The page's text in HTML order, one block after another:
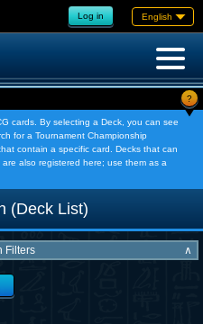
Log in English
?
cards. By selecting a Deck, you can see
for a Tournament Championship
contain a specific card. Decks that can
also registered here; use them as a
(Deck List)
Filters ∧